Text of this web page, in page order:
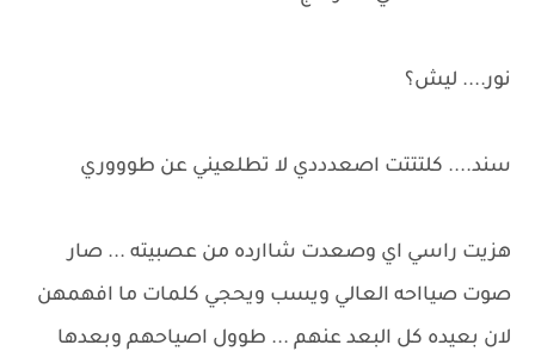
نور.... ليش؟
سند.... كلتتتت اصعدددي لا تطلعيني عن طوووري
هزيت راسي اي وصعدت شاارده من عصبيته ... صار
صوت صيااحه العالي ويسب ويحجي كلمات ما افهمهن
لان بعيده كل البعد عنهم ... طوول اصياحهم وبعدها